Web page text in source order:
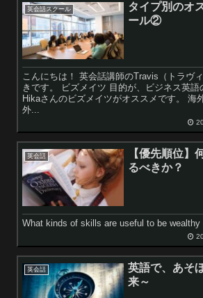
英会話スクール
タイプ別のオ
ール②
こんにちは！ 英会話講師のTravis（トラヴ
きです。 ビズメイツ 目的が、ビジネス英語
Hikaさんのビズメイツがオススメです。 海
外...
英会話
【優先順位】
るべきか？
What kinds of skills are useful to be wealthy
英会話
英語で、あそ
来～